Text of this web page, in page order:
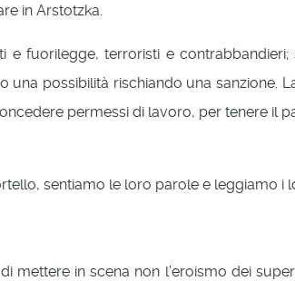
in Arstotzka.
fuorilegge, terroristi e
possibilità rischiando una sanzione.
permessi di lavoro, per tenere il
sentiamo le loro parole e leggiamo i
mettere in scena non l’eroismo dei